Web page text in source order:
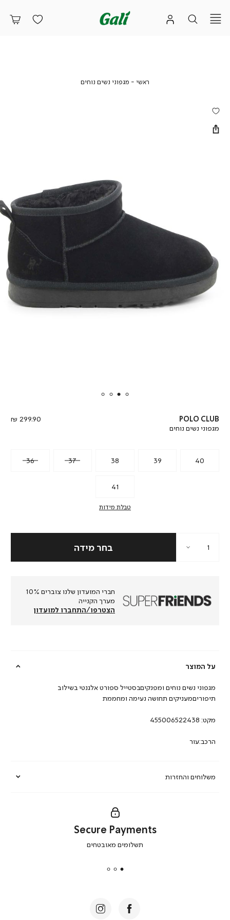
ראשי ראשימגפוני נשים נוחיםמגפוני
POLO CLUB
מגפוני נשים נוחים
מחיר
299.90 ₪
36 37 38 39 40
41
טבלת מידות
חברי המועדון שלנו צוברים 10%
מערך הקנייה
הצטרפו/התחברו למועדון
על המוצר
משלוחים והחזרות
מגפוני נשים נוחים ומפנקיםבסטייל ספורט אלגנטי בשילוב
תיפוריםמעניקים תחושה נעימה ומחממת
מקט: 455006522438
הרכב:עור
secure
|
Secure Payments
תשלומים מאובטחים